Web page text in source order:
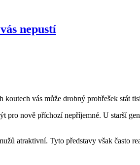
nepustí
vás může drobný prohřešek stát
pro nově příchozí nepříjemné. U starší
atraktivní. Tyto představy však často